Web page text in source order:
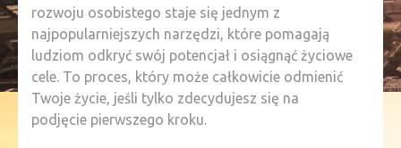
rozwoju osobistego staje się jednym z
najpopularniejszych narzędzi, które pomagają
ludziom odkryć swój potencjał i osiągnąć życiowe
cele. To proces, który może całkowicie odmienić
Twoje życie, jeśli tylko zdecydujesz się na
podjęcie pierwszego kroku.